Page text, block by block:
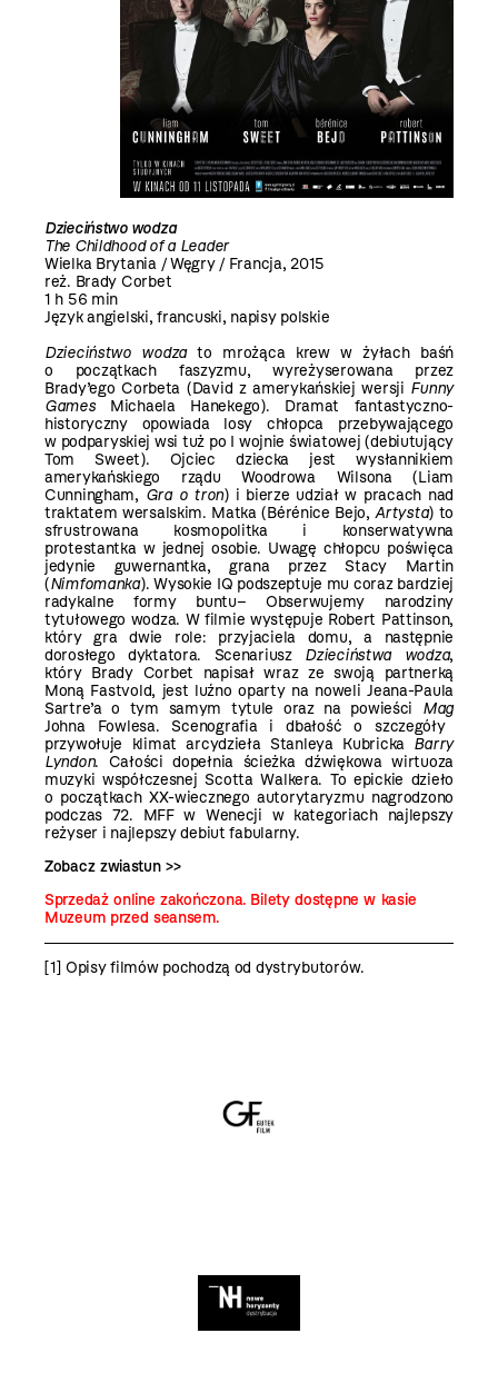
Dzieciństwo wodza
The Childhood of a Leader
Wielka Brytania / Węgry / Francja, 2015
reż. Brady Corbet
1 h 56 min
Język angielski, francuski, napisy polskie
Dzieciństwo wodzato mrożąca krew w żyłach baśń
o początkach faszyzmu, wyreżyserowana przez
Brady’ego Corbeta (David z amerykańskiej wersji Funny
GamesMichaela Hanekego). Dramat fantastyczno-
historyczny opowiada losy chłopca przebywającego
w podparyskiej wsi tuż po I wojnie światowej (debiutujący
Tom Sweet). Ojciec dziecka jest wysłannikiem
amerykańskiego rządu Woodrowa Wilsona (Liam
Cunningham, Gra o tron) i bierze udział w pracach nad
traktatem wersalskim. Matka (Bérénice Bejo,Artysta) to
sfrustrowana kosmopolitka i konserwatywna
protestantka w jednej osobie. Uwagę chłopcu poświęca
jedynie guwernantka, grana przez Stacy Martin
(Nimfomanka). Wysokie IQ podszeptuje mu coraz bardziej
radykalne formy buntu– Obserwujemy narodziny
tytułowego wodza. W filmie występuje Robert Pattinson,
który gra dwie role: przyjaciela domu, a następnie
dorosłego dyktatora. Scenariusz Dzieciństwa wodza,
który Brady Corbet napisał wraz ze swoją partnerką
Moną Fastvold, jest luźno oparty na noweli Jeana-Paula
Sartre’a o tym samym tytule oraz na powieści Mag
Johna Fowlesa. Scenografia i dbałość o szczegóły
przywołuje klimat arcydzieła Stanleya Kubricka Barry
Lyndon. Całości dopełnia ścieżka dźwiękowa wirtuoza
muzyki współczesnej Scotta Walkera. To epickie dzieło
o początkach XX-wiecznego autorytaryzmu nagrodzono
podczas 72. MFF w Wenecji w kategoriach najlepszy
reżyser i najlepszy debiut fabularny.
Zobacz zwiastun >>
Sprzedaż online zakończona. Bilety dostępne w kasie
Muzeum przed seansem.
[1] Opisy filmów pochodzą od dystrybutorów.